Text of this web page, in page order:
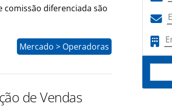
diferenciada são
Mercado > Operadoras
de Vendas